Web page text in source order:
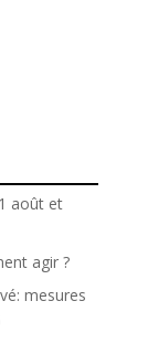
août et
agir ?
mesures